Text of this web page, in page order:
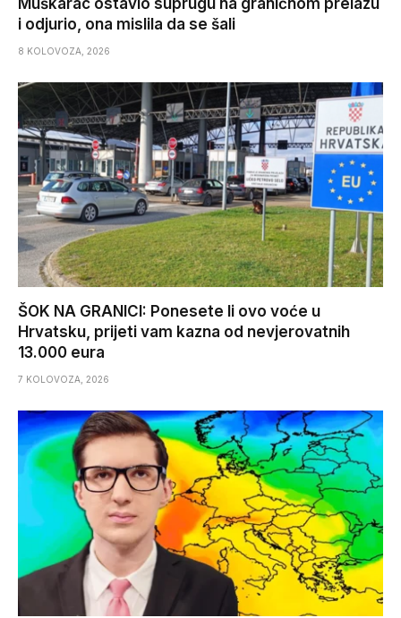
i odjurio, ona mislila da se šali
8 KOLOVOZA, 2026
ŠOK NA GRANICI: Ponesete li ovo voće u
Hrvatsku, prijeti vam kazna od nevjerovatnih
13.000 eura
7 KOLOVOZA, 2026